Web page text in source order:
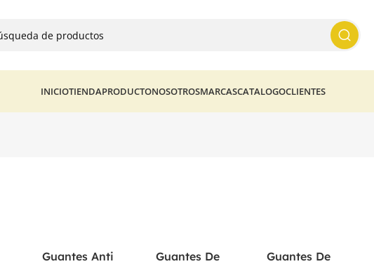
INICIOTIENDAPRODUCTONOSOTROSMARCASCATALOGOCLIENTES
Guantes Anti
Guantes De
Guantes De